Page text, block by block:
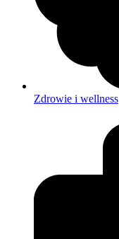
Zdrowie i wellness